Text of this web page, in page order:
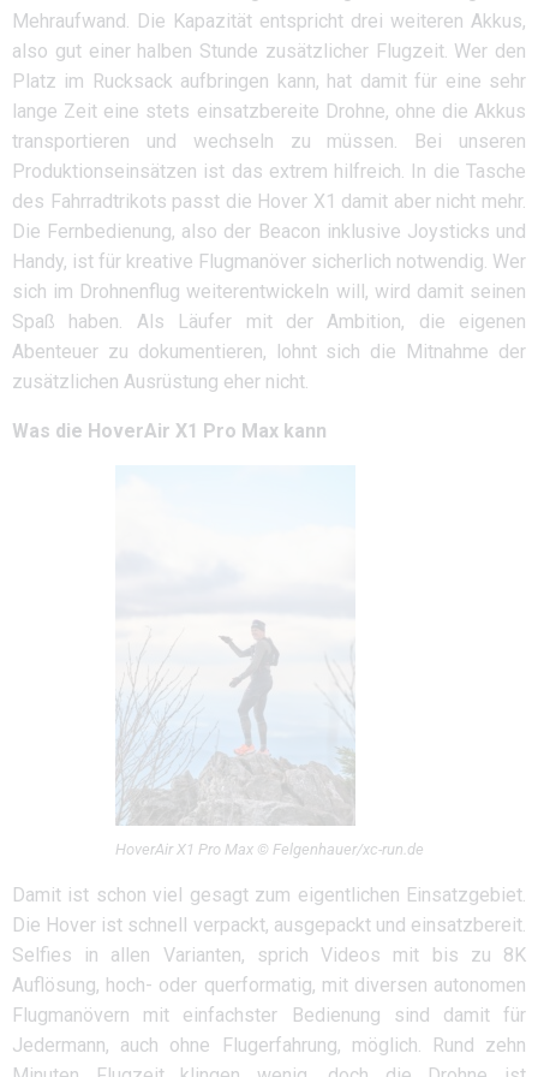
Mehraufwand. Die Kapazität entspricht drei weiteren Akkus,
also gut einer halben Stunde zusätzlicher Flugzeit. Wer den
Platz im Rucksack aufbringen kann, hat damit für eine sehr
lange Zeit eine stets einsatzbereite Drohne, ohne die Akkus
transportieren und wechseln zu müssen. Bei unseren
Produktionseinsätzen ist das extrem hilfreich. In die Tasche
des Fahrradtrikots passt die Hover X1 damit aber nicht mehr.
Die Fernbedienung, also der Beacon inklusive Joysticks und
Handy, ist für kreative Flugmanöver sicherlich notwendig. Wer
sich im Drohnenflug weiterentwickeln will, wird damit seinen
Spaß haben. Als Läufer mit der Ambition, die eigenen
Abenteuer zu dokumentieren, lohnt sich die Mitnahme der
zusätzlichen Ausrüstung eher nicht.
Was die HoverAir X1 Pro Max kann
HoverAir X1 Pro Max © Felgenhauer/xc-run.de
Damit ist schon viel gesagt zum eigentlichen Einsatzgebiet.
Die Hover ist schnell verpackt, ausgepackt und einsatzbereit.
Selfies in allen Varianten, sprich Videos mit bis zu 8K
Auflösung, hoch- oder querformatig, mit diversen autonomen
Flugmanövern mit einfachster Bedienung sind damit für
Jedermann, auch ohne Flugerfahrung, möglich. Rund zehn